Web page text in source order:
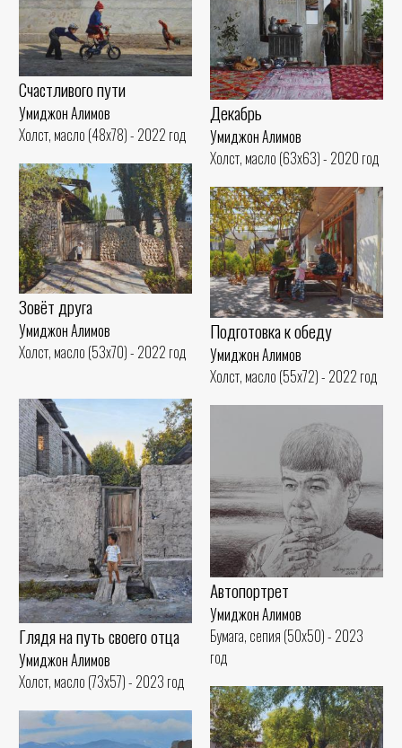
Декабрь
Умиджон Алимов
Холст, масло (63x63) - 2020 год
Счастливого пути
Умиджон Алимов
Холст, масло (48x78) - 2022 год
Зовёт друга
Умиджон Алимов
Холст, масло (53x70) - 2022 год
Подготовка к обеду
Умиджон Алимов
Холст, масло (55x72) - 2022 год
Глядя на путь своего отца
Умиджон Алимов
Холст, масло (73x57) - 2023 год
Автопортрет
Умиджон Алимов
Бумага, сепия (50x50) - 2023
год